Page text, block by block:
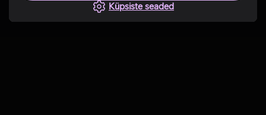
Küpsiste seaded